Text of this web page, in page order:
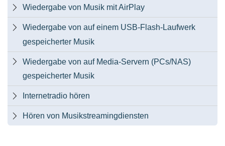
 Wiedergabe von Musik mit AirPlay

Wiedergabe von auf einem USB-Flash-Laufwerk
gespeicherter Musik

Wiedergabe von auf Media-Servern (PCs/NAS)
gespeicherter Musik
 Internetradio hören
 Hören von Musikstreamingdiensten